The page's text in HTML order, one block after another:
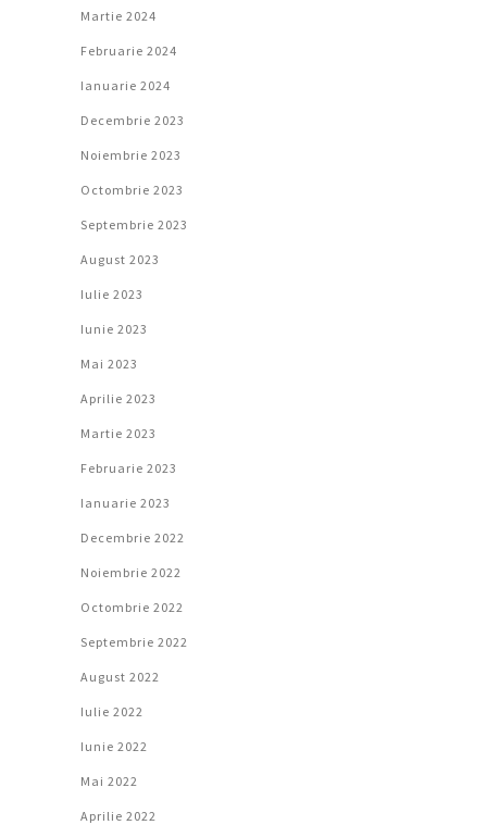
Martie 2024
Februarie 2024
Ianuarie 2024
Decembrie 2023
Noiembrie 2023
Octombrie 2023
Septembrie 2023
August 2023
Iulie 2023
Iunie 2023
Mai 2023
Aprilie 2023
Martie 2023
Februarie 2023
Ianuarie 2023
Decembrie 2022
Noiembrie 2022
Octombrie 2022
Septembrie 2022
August 2022
Iulie 2022
Iunie 2022
Mai 2022
Aprilie 2022